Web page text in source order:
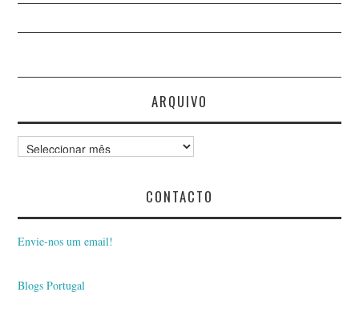
ARQUIVO
Arquivo
CONTACTO
Envie-nos um email!
Blogs Portugal